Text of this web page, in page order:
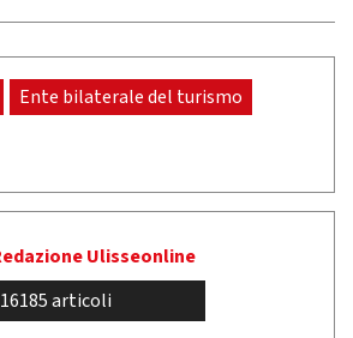
Ente bilaterale del turismo
Ulisseonline
16185 articoli